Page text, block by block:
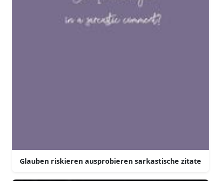
Glauben riskieren ausprobieren sarkastische zitate